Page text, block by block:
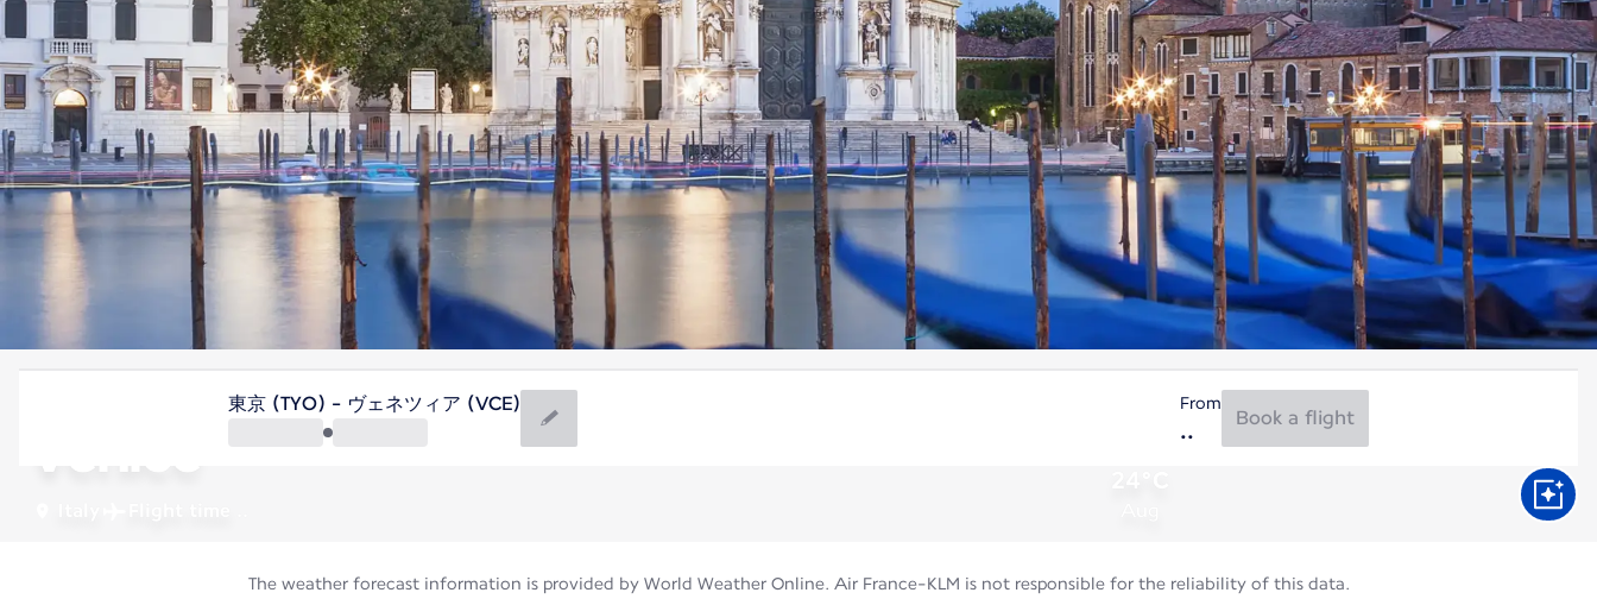
Venice
東京 (TYO) - ヴェネツィア (VCE) From
Book a flight
The weather forecast information is provided by World Weather Online. Air France-KLM is not responsible for the reliability of this data.